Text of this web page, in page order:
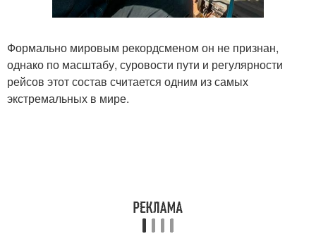
Формально мировым рекордсменом он не признан,
однако по масштабу, суровости пути и регулярности
рейсов этот состав считается одним из самых
экстремальных в мире.